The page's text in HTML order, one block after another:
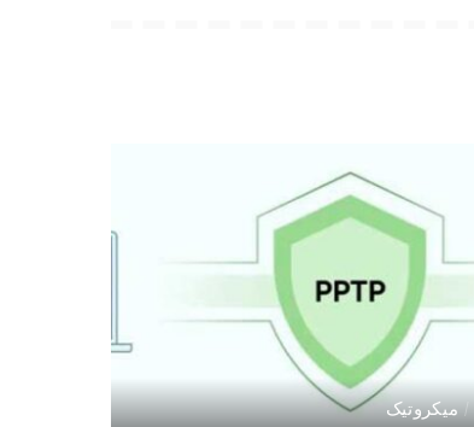
میکروتیک